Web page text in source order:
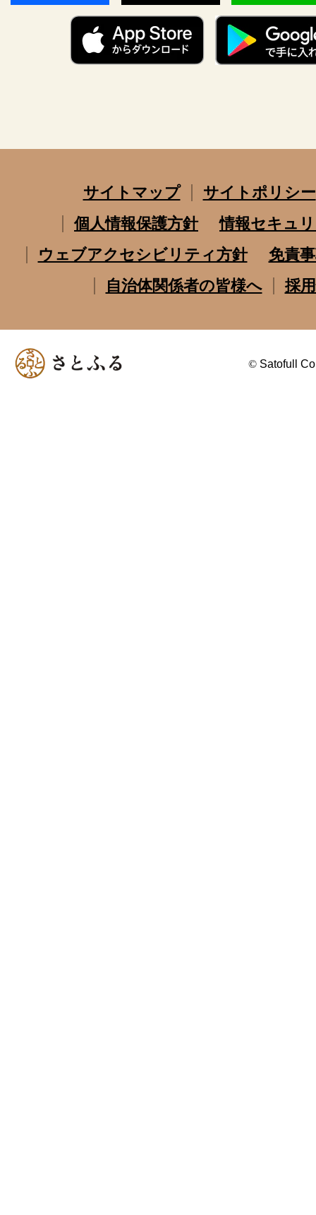
サイトマップ
サイトポリシー
個人情報保護方針
情報セキュ
ウェブアクセシビリティ方針
免責
自治体関係者の皆様へ
採
© Satofull